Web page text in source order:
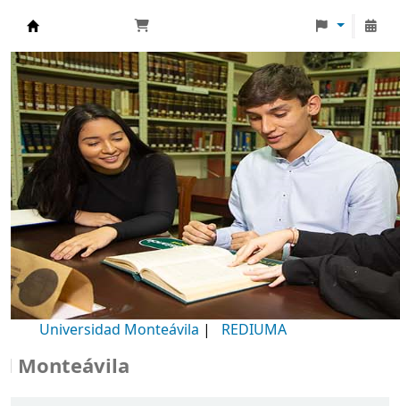
Biblioteca Universidad Monteávila
Universidad Monteávila | REDIUMA